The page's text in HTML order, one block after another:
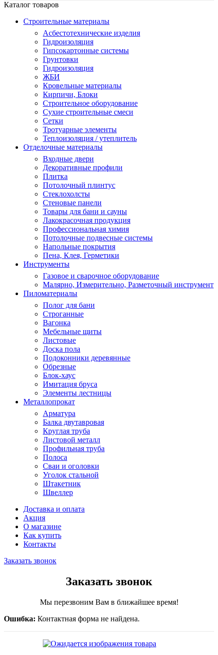
Каталог товаров
Строительные материалы
Асбестотехнические изделия
Гидроизоляция
Гипсокартонные системы
Грунтовки
Гидроизоляция
ЖБИ
Кровельные материалы
Кирпичи, Блоки
Строительное оборудование
Сухие строительные смеси
Сетки
Тротуарные элементы
Теплоизоляция / утеплитель
Отделочные материалы
Входные двери
Декоративные профили
Плитка
Потолочный плинтус
Стеклохолсты
Стеновые панели
Товары для бани и сауны
Лакокрасочная продукция
Профессиональная химия
Потолочные подвесные системы
Напольные покрытия
Пена, Клея, Герметики
Инструменты
Газовое и сварочное оборудование
Малярно, Измерительно, Разметочный инструмент
Пиломатериалы
Полог для бани
Строганные
Вагонка
Мебельные щиты
Листовые
Доска пола
Подоконники деревянные
Обрезные
Блок-хаус
Имитация бруса
Элементы лестницы
Металлопрокат
Арматура
Балка двутавровая
Круглая труба
Листовой металл
Профильная труба
Полоса
Сваи и оголовки
Уголок стальной
Штакетник
Швеллер
Доставка и оплата
Акция
О магазине
Как купить
Контакты
Заказать звонок
Заказать звонок
Мы перезвоним Вам в ближайшее время!
Ошибка: Контактная форма не найдена.